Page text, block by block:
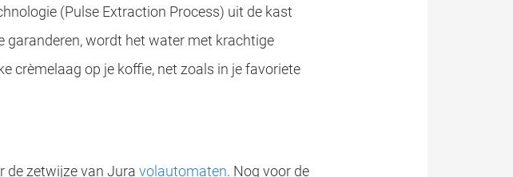
(Pulse Extraction Process) uit de kast
garanderen, wordt het water met krachtige
crèmelaag op je koffie, net zoals in je favoriete
de zetwijze van Jura volautomaten. Nog voor de